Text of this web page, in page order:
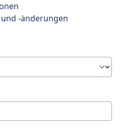
-änderungen